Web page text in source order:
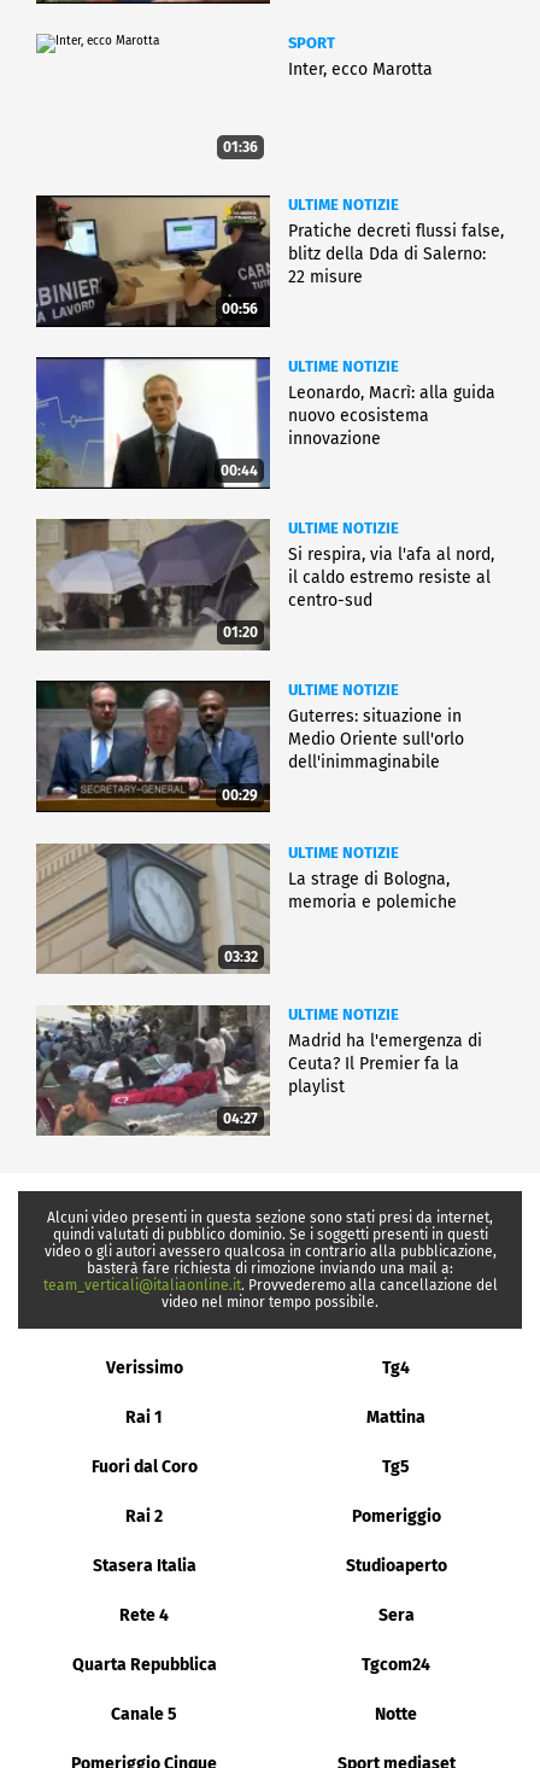
01:36
SPORT
Inter, ecco Marotta
00:56
ULTIME NOTIZIE
Pratiche decreti flussi false,
blitz della Dda di Salerno:
22 misure
00:44
ULTIME NOTIZIE
Leonardo, Macrì: alla guida
nuovo ecosistema
innovazione
01:20
ULTIME NOTIZIE
Si respira, via l'afa al nord,
il caldo estremo resiste al
centro-sud
00:29
ULTIME NOTIZIE
Guterres: situazione in
Medio Oriente sull'orlo
dell'inimmaginabile
03:32
ULTIME NOTIZIE
La strage di Bologna,
memoria e polemiche
04:27
ULTIME NOTIZIE
Madrid ha l'emergenza di
Ceuta? Il Premier fa la
playlist
Alcuni video presenti in questa sezione sono stati presi da internet,
quindi valutati di pubblico dominio. Se i soggetti presenti in questi
video o gli autori avessero qualcosa in contrario alla pubblicazione,
basterà fare richiesta di rimozione inviando una mail a:
team_verticali@italiaonline.it. Provvederemo alla cancellazione del
video nel minor tempo possibile.
Verissimo Tg4
Rai 1 Mattina
Fuori dal Coro Tg5
Rai 2 Pomeriggio
Stasera Italia Studioaperto
Rete 4 Sera
Quarta Repubblica Tgcom24
Canale 5 Notte
Pomeriggio Cinque Sport mediaset